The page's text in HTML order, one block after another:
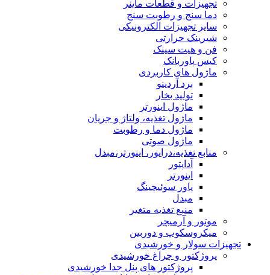
تجهیزات و قطعات ماینر
دما سنج و رطوبت سنج
سایر تجهیزات الکترونیکی
شیرینک حرارتی
فن و هیت سینک
کیس پاوربانک
ماژول های کاربردی
برد آردینو
تولید بخار
ماژول اینورتر
ماژول تغذیه، ولتاژ و جریان
ماژول دما و رطوبت
ماژول صوتی
منابع تغذیه،درایور، اینورتر،مبدل
آداپتور
اینورتر
پاور سوئیچینگ
مبدل
منبع تغذیه متغیر
موتور و آرمیچر
میکروسکوپ و دوربین
تجهیزات سولار و خورشیدی
پروژکتور و چراغ خورشیدی
پروژکتور های پنل جدا خورشیدی